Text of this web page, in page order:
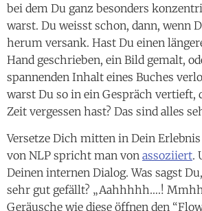
bei dem Du ganz besonders
warst. Du weisst schon, dann, wenn
herum versank. Hast Du einen
Hand geschrieben, ein Bild gemalt,
spannenden Inhalt eines Buches
warst Du so in ein Gespräch vertieft,
Zeit vergessen hast? Das sind alles
Versetze Dich mitten in Dein
von NLP spricht man von assoziiert.
Deinen internen Dialog. Was sagst
sehr gut gefällt? „Aahhhhh….!
Geräusche wie diese öffnen den